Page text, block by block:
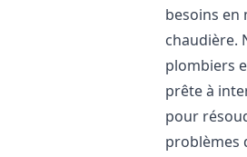
besoins en
chaudière.
plombiers
prête à
pour
problèmes